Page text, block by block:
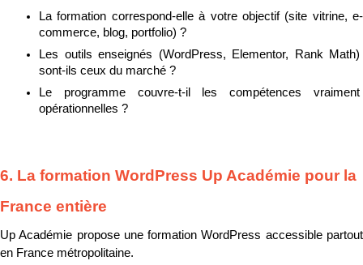
La formation correspond-elle à votre objectif (site vitrine, e-
commerce, blog, portfolio) ?
Les outils enseignés (WordPress, Elementor, Rank Math)
sont-ils ceux du marché ?
Le programme couvre-t-il les compétences vraiment
opérationnelles ?
6. La formation WordPress Up Académie pour la
France entière
Up Académie propose une formation WordPress accessible partout
en France métropolitaine.